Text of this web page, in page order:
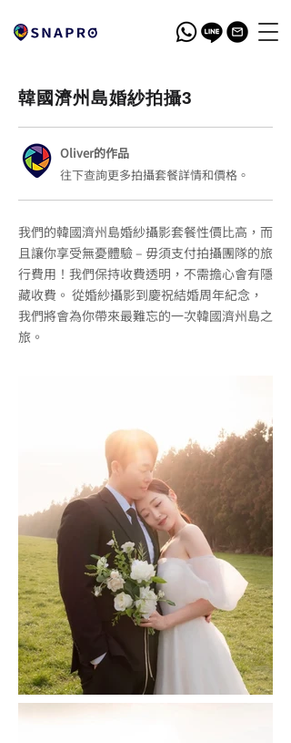
韓國濟州島婚紗拍攝3
Oliver的作品
往下查詢更多拍攝套餐詳情和價格。
我們的韓國濟州島婚紗攝影套餐性價比高，而
且讓你享受無憂體驗 – 毋須支付拍攝團隊的旅
行費用！我們保持收費透明，不需擔心會有隱
藏收費。 從婚紗攝影到慶祝結婚周年紀念，
我們將會為你帶來最難忘的一次韓國濟州島之
旅。